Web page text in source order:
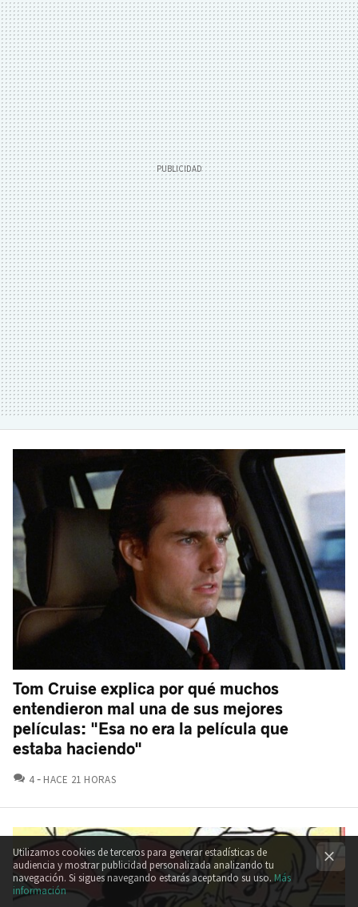
Tom Cruise explica por qué muchos
entendieron mal una de sus mejores
películas: "Esa no era la película que
estaba haciendo"
4 COMENTARIOS
HACE 21 HORAS
Utilizamos cookies de terceros para generar estadísticas de
audiencia y mostrar publicidad personalizada analizando tu
navegación. Si sigues navegando estarás aceptando su uso. Más
información